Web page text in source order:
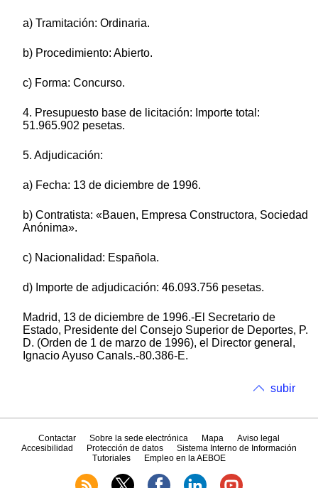
a) Tramitación: Ordinaria.
b) Procedimiento: Abierto.
c) Forma: Concurso.
4. Presupuesto base de licitación: Importe total:
51.965.902 pesetas.
5. Adjudicación:
a) Fecha: 13 de diciembre de 1996.
b) Contratista: «Bauen, Empresa Constructora, Sociedad
Anónima».
c) Nacionalidad: Española.
d) Importe de adjudicación: 46.093.756 pesetas.
Madrid, 13 de diciembre de 1996.-El Secretario de
Estado, Presidente del Consejo Superior de Deportes, P.
D. (Orden de 1 de marzo de 1996), el Director general,
Ignacio Ayuso Canals.-80.386-E.
subir
Contactar Sobre la sede electrónica Mapa
Aviso legal
Accesibilidad
Protección de datos
Sistema Interno de Información
Tutoriales
Empleo en la AEBOE